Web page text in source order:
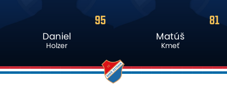
95
Daniel
Holzer
81
Matúš
Kmeť